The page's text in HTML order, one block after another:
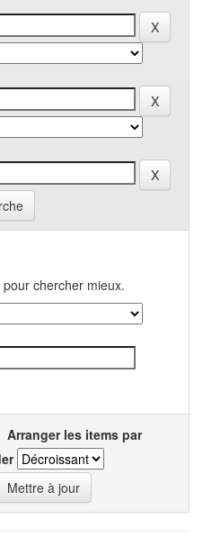
chercher mieux.
Arranger les items par